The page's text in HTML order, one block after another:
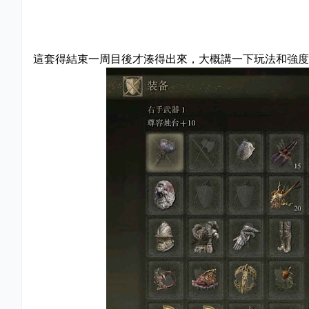
這套得結束一周目後才湊得出來，大概講一下玩法和強